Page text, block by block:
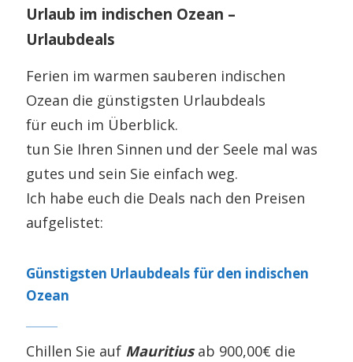
Urlaub im indischen Ozean –
Urlaubdeals
Ferien im warmen sauberen indischen
Ozean die günstigsten Urlaubdeals
für euch im Überblick.
tun Sie Ihren Sinnen und der Seele mal was
gutes und sein Sie einfach weg.
Ich habe euch die Deals nach den Preisen
aufgelistet:
Günstigsten Urlaubdeals für den indischen
Ozean
Chillen Sie auf Mauritiusab 900,00€ die